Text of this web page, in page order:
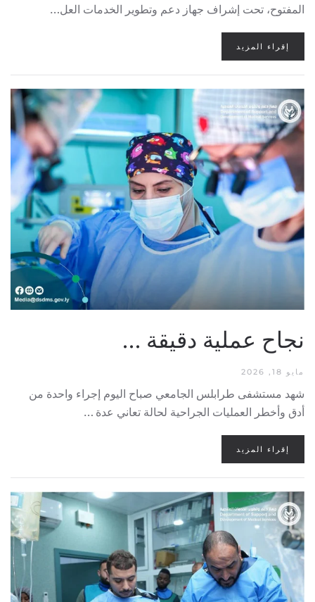
المفتوح، تحت إشراف جهاز دعم وتطوير الخدمات العل…
إقراء المزيد
نجاح عملية دقيقة …
مايو 18, 2026
شهد مستشفى طرابلس الجامعي صباح اليوم إجراء واحدة من
أدق وأخطر العمليات الجراحية لحالة تعاني عدة …
إقراء المزيد